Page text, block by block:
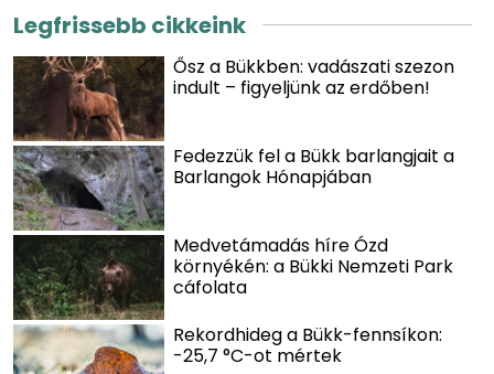
Legfrissebb cikkeink
Ősz a Bükkben: vadászati szezon
indult – figyeljünk az erdőben!
Fedezzük fel a Bükk barlangjait a
Barlangok Hónapjában
Medvetámadás híre Ózd
környékén: a Bükki Nemzeti Park
cáfolata
Rekordhideg a Bükk-fennsíkon:
-25,7 °C-ot mértek